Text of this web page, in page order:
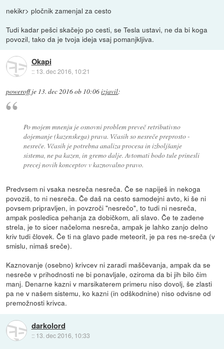
nekikr> pločnik zamenjal za cesto
Tudi kadar pešci skačejo po cesti, se Tesla ustavi, ne da bi koga
povozil, tako da je tvoja ideja vsaj pomanjkljiva.
Okapi
:: 13. dec 2016, 10:21
poweroffje 13. dec 2016 ob 10:06izjavil:
Po mojem mnenju je osnovni problem preveč retributivno
dojemanje (kazenskega) prava. Včasih so nesreče preprosto -
nesreče. Včasih je potrebna analiza procesa in izboljšanje
sistema, ne pa kazen, in gremo dalje. Avtomati bodo tule prinesli
precej novih konceptov v kaznovalno pravo.
Predvsem ni vsaka nesreča nesreča. Če se napiješ in nekoga
povoziš, to ni nesreča. Če daš na cesto samodejni avto, ki še ni
povsem pripravljen, in povzroči "nesrečo", to tudi ni nesreča,
ampak posledica pehanja za dobičkom, ali slavo. Če te zadene
strela, je to sicer načeloma nesreča, ampak je lahko zanjo delno
kriv tudi človek. Če ti na glavo pade meteorit, je pa res ne-sreča (v
smislu, nimaš sreče).
Kaznovanje (osebno) krivcev ni zaradi maščevanja, ampak da se
nesreče v prihodnosti ne bi ponavljale, oziroma da bi jih bilo čim
manj. Denarne kazni v marsikaterem primeru niso dovolj, še zlasti
pa ne v našem sistemu, ko kazni (in odškodnine) niso odvisne od
premožnosti krivca.
darkolord
:: 13. dec 2016, 10:33